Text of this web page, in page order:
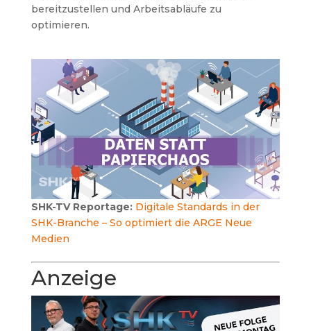
bereitzustellen und Arbeitsabläufe zu
optimieren.
SHK-TV Reportage: Digitale Standards in der
SHK-Branche – So optimiert die ARGE Neue
Medien
Anzeige